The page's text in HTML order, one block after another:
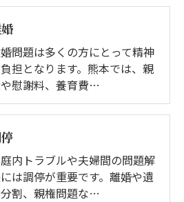
問題は多くの方にとって精神
担となります。熊本では、親
慰謝料、養育費…
内トラブルや夫婦間の問題解
は調停が重要です。離婚や遺
割、親権問題な…